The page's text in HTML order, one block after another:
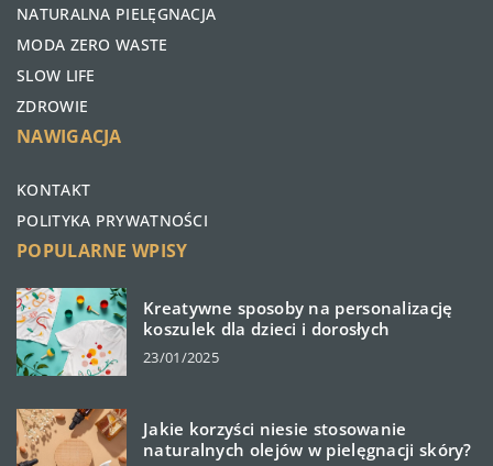
NATURALNA PIELĘGNACJA
MODA ZERO WASTE
SLOW LIFE
ZDROWIE
NAWIGACJA
KONTAKT
POLITYKA PRYWATNOŚCI
POPULARNE WPISY
Kreatywne sposoby na personalizację
koszulek dla dzieci i dorosłych
23/01/2025
Jakie korzyści niesie stosowanie
naturalnych olejów w pielęgnacji skóry?